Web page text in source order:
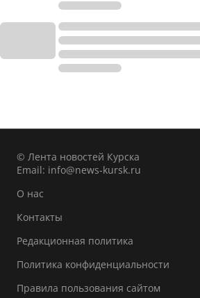
© Лента новостей Курска
Email: info@news-kursk.ru
О нас
Контакты
Редакционная политика
Политика конфиденциальности
Правила пользования сайтом